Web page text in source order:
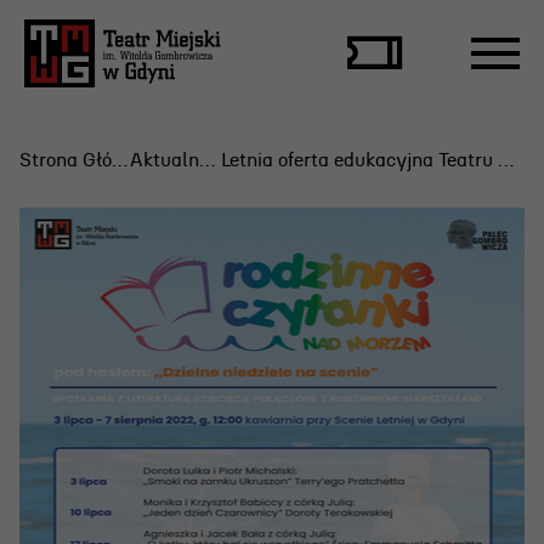
Repertuar
Scena Letnia
Aktualne spektakle
Bilety
Archiwum spektakli